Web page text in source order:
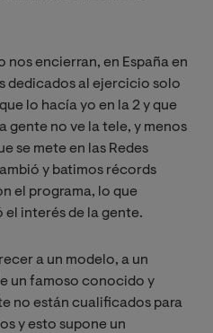
nos encierran, en España en
dedicados al ejercicio solo
lo hacía yo en la 2 y que
gente no ve la tele, y menos
se mete en las Redes
y batimos récords
el programa, lo que
interés de la gente.
a un modelo, a un
un famoso conocido y
no están cualificados para
y esto supone un